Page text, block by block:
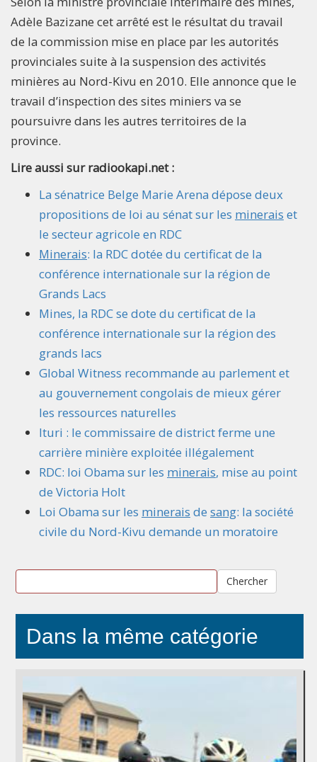
Adèle Bazizane cet arrêté est le résultat du travail
de la commission mise en place par les autorités
provinciales suite à la suspension des activités
minières au Nord-Kivu en 2010. Elle annonce que le
travail d’inspection des sites miniers va se
poursuivre dans les autres territoires de la
province.
Lire aussi sur radiookapi.net :
La sénatrice Belge Marie Arena dépose deux
propositions de loi au sénat sur les minerais et
le secteur agricole en RDC
Minerais: la RDC dotée du certificat de la
conférence internationale sur la région de
Grands Lacs
Mines, la RDC se dote du certificat de la
conférence internationale sur la région des
grands lacs
Global Witness recommande au parlement et
au gouvernement congolais de mieux gérer
les ressources naturelles
Ituri : le commissaire de district ferme une
carrière minière exploitée illégalement
RDC: loi Obama sur les minerais, mise au point
de Victoria Holt
Loi Obama sur les minerais de sang: la société
civile du Nord-Kivu demande un moratoire
Chercher
Dans la même catégorie